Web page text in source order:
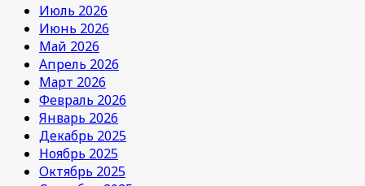
Июль 2026
Июнь 2026
Май 2026
Апрель 2026
Март 2026
Февраль 2026
Январь 2026
Декабрь 2025
Ноябрь 2025
Октябрь 2025